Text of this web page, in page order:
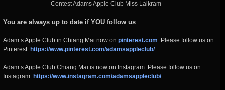
Contest Adams Apple Club Miss Laikram
You are always up to date if YOU follow us
Adam’s Apple Club in Chiang Mai now on pinterest.com . Please follow us on
Pinterest: https://www.pinterest.com/adamsappleclub/
Adam’s Apple Club Chiang Mai is now on Instagram. Please follow us on
Instagram: https://www.instagram.com/adamsappleclub/